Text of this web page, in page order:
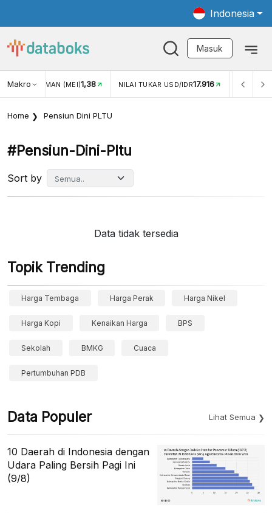
Indonesia
Masuk
MakroWISMAN (MEI)1,38 NILAI TUKAR USD/IDR17.916 INFLASI
Home Pensiun Dini PLTU
#pensiun-Dini-Pltu
Sort by
Data tidak tersedia
Topik Trending
Harga Tembaga Harga Perak Harga Nikel
Harga Kopi Kenaikan Harga BPS
Sekolah BMKG Cuaca
Pertumbuhan PDB
Data Populer Lihat Semua
10 Daerah di Indonesia dengan
Udara Paling Bersih Pagi Ini
(9/8)